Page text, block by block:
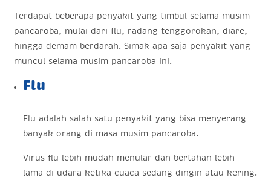
Terdapat beberapa penyakit yang timbul selama musim
pancaroba, mulai dari flu, radang tenggorokan, diare,
hingga demam berdarah. Simak apa saja penyakit yang
muncul selama musim pancaroba ini.
Flu
Flu adalah salah satu penyakit yang bisa menyerang
banyak orang di masa musim pancaroba.
Virus flu lebih mudah menular dan bertahan lebih
lama di udara ketika cuaca sedang dingin atau kering.